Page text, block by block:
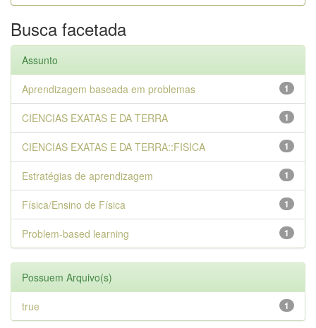
Busca facetada
Assunto
1
Aprendizagem baseada em problemas
1
CIENCIAS EXATAS E DA TERRA
1
CIENCIAS EXATAS E DA TERRA::FISICA
1
Estratégias de aprendizagem
1
Física/Ensino de Física
1
Problem-based learning
Possuem Arquivo(s)
1
true